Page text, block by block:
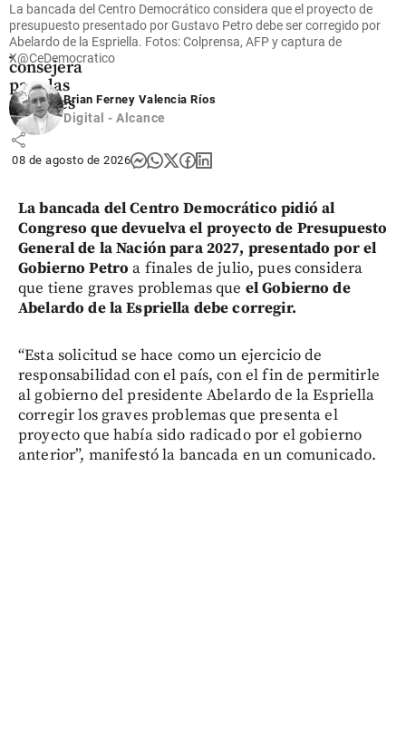
director
del Dapre
y a la
consejera
para las
regiones
share
La bancada del Centro Democrático considera que el proyecto de
presupuesto presentado por Gustavo Petro debe ser corregido por
Abelardo de la Espriella. Fotos: Colprensa, AFP y captura de
X@CeDemocratico
Brian Ferney Valencia Ríos
Digital - Alcance
08 de agosto de 2026
La bancada del Centro Democrático pidió al
Congreso que devuelva el proyecto de Presupuesto
General de la Nación para 2027, presentado por el
Gobierno Petro a finales de julio, pues considera
que tiene graves problemas que el Gobierno de
Abelardo de la Espriella debe corregir.
“Esta solicitud se hace como un ejercicio de
responsabilidad con el país, con el fin de permitirle
al gobierno del presidente Abelardo de la Espriella
corregir los graves problemas que presenta el
proyecto que había sido radicado por el gobierno
anterior”, manifestó la bancada en un comunicado.